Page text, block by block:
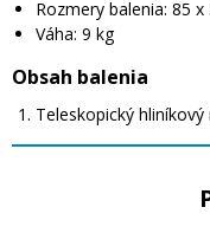
Rozmery balenia: 85 x
Váha: 9 kg
Obsah balenia
Teleskopický hliníkový